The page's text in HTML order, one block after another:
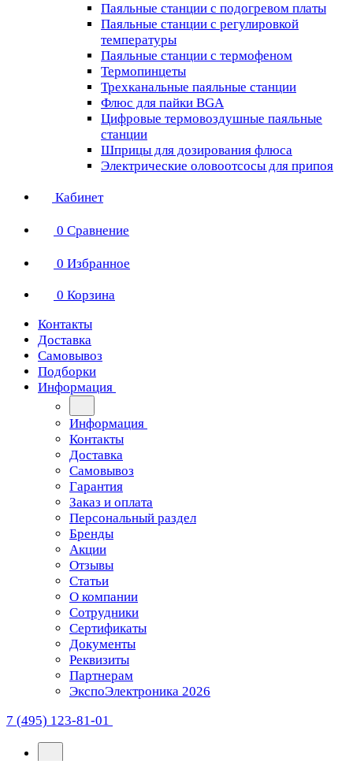
Паяльные станции с подогревом платы
Паяльные станции с регулировкой
температуры
Паяльные станции с термофеном
Термопинцеты
Трехканальные паяльные станции
Флюс для пайки BGA
Цифровые термовоздушные паяльные
станции
Шприцы для дозирования флюса
Электрические оловоотсосы для припоя
Кабинет
0 Сравнение
0 Избранное
0 Корзина
Контакты
Доставка
Самовывоз
Подборки
Информация
Информация
Контакты
Доставка
Самовывоз
Гарантия
Заказ и оплата
Персональный раздел
Бренды
Акции
Отзывы
Статьи
О компании
Сотрудники
Сертификаты
Документы
Реквизиты
Партнерам
ЭкспоЭлектроника 2026
7 (495) 123-81-01